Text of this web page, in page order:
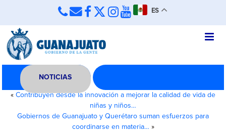
ES
NOTICIAS
« Contribuyen desde la innovación a mejorar la calidad de vida de
niñas y niños…
Gobiernos de Guanajuato y Querétaro suman esfuerzos para
coordinarse en materia… »